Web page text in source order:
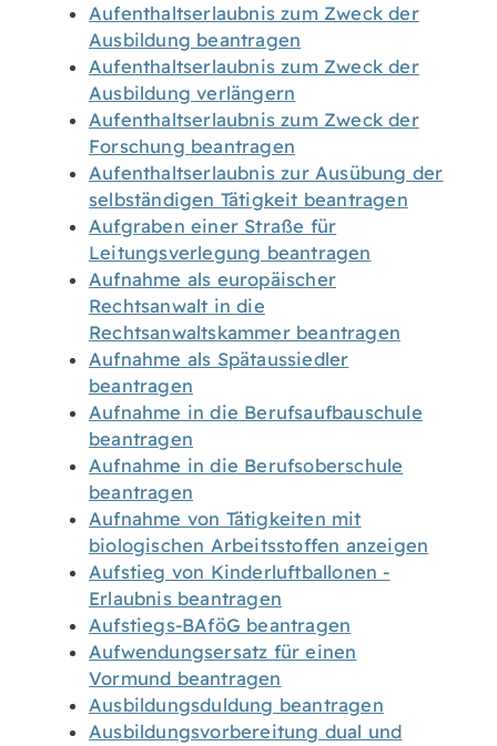
Aufenthaltserlaubnis zum Zweck der
Ausbildung beantragen
Aufenthaltserlaubnis zum Zweck der
Ausbildung verlängern
Aufenthaltserlaubnis zum Zweck der
Forschung beantragen
Aufenthaltserlaubnis zur Ausübung der
selbständigen Tätigkeit beantragen
Aufgraben einer Straße für
Leitungsverlegung beantragen
Aufnahme als europäischer
Rechtsanwalt in die
Rechtsanwaltskammer beantragen
Aufnahme als Spätaussiedler
beantragen
Aufnahme in die Berufsaufbauschule
beantragen
Aufnahme in die Berufsoberschule
beantragen
Aufnahme von Tätigkeiten mit
biologischen Arbeitsstoffen anzeigen
Aufstieg von Kinderluftballonen -
Erlaubnis beantragen
Aufstiegs-BAföG beantragen
Aufwendungsersatz für einen
Vormund beantragen
Ausbildungsduldung beantragen
Ausbildungsvorbereitung dual und